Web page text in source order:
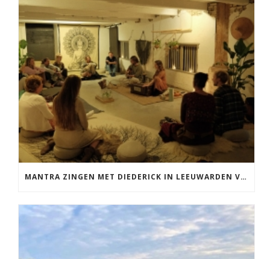
MANTRA ZINGEN MET DIEDERICK IN LEEUWARDEN VRIJDAG 12 JUNI KIRTAN